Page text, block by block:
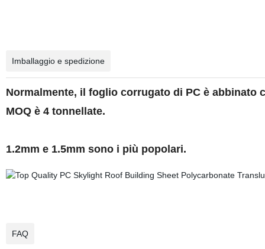
Imballaggio e spedizione
Normalmente, il foglio corrugato di PC è
MOQ è 4 tonnellate.
1.2mm e 1.5mm sono i più popolari.
FAQ